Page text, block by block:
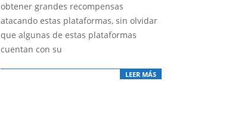
obtener grandes recompensas
atacando estas plataformas, sin olvidar
que algunas de estas plataformas
cuentan con su
LEER MÁS